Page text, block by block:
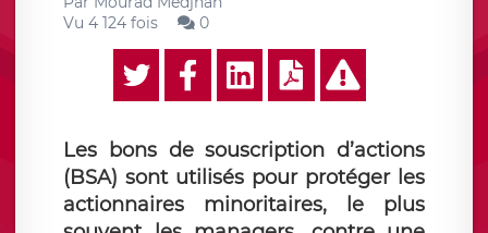
Vu 4 124 fois
0
Les bons de souscription d’actions
(BSA) sont utilisés pour protéger les
actionnaires minoritaires, le plus